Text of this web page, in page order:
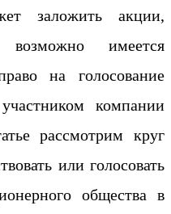
заложить акции,
возможно имеется
на голосование
компании
рассмотрим круг
или голосовать
общества в